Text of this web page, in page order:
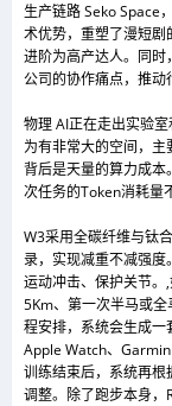
生产链路 Seko Space
术优势，重塑了漫短
进阶为高产达人。同时
公司的协作痛点，推动
物理 AI正在走出实验
为有非常大的空间，
背后是天量的算力成本
次任务的Token消耗量
W3采用全碳纤维与钛
录，实现减重不减强
运动冲击、保护关节
5Km、第一次半马或
程安排，系统会生成
Apple Watch、Garmin
训练结束后，系统再
调整。除了跑步本身，